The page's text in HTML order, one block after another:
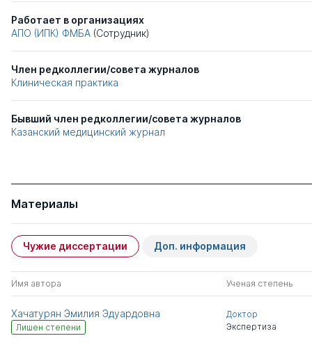
Работает в организациях
АПО (ИПК) ФМБА (Сотрудник)
Член редколлегии/совета журналов
Клиническая практика
Бывший член редколлегии/совета журналов
Казанский медицинский журнал
Материалы
Чужие диссертации Доп. информация
Имя автора Ученая степень
Хачатурян Эмилия Эдуардовна
Лишен степени
Доктор
Экспертиза